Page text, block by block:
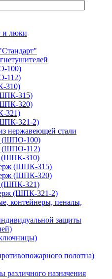
и люки
100)
112)
310)
315)
320)
321)
321-2)
нержавеющей стали
100)
112)
310)
(ШПК-315)
(ШПК-320)
321)
(ШПК-321-2)
контейнеры, пеналы,
защиты
полотна)
различного назначения